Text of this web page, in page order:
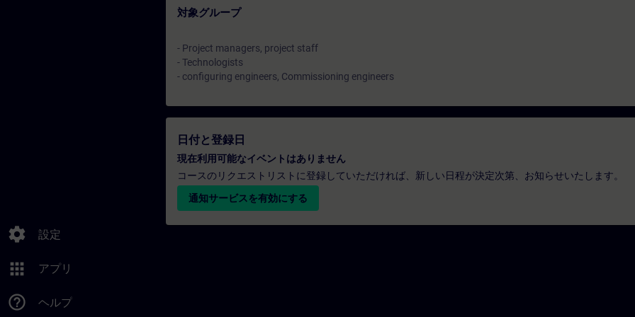
settings 設定
apps アプリ
help_outline ヘルプ
対象グループ
- Project managers, project staff
- Technologists
- configuring engineers, Commissioning engineers
日付と登録日
現在利用可能なイベントはありません
コースのリクエストリストに登録していただければ、新しい日程が決定次第、お知らせいたします。
通知サービスを有効にする